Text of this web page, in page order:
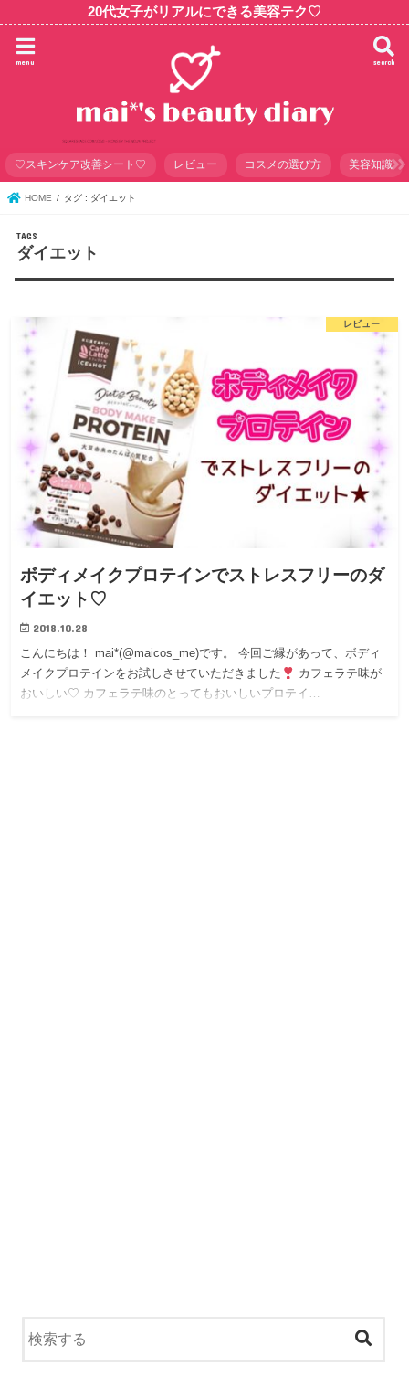
20代女子がリアルにできる美容テク♡
search
menu
♡スキンケア改善シート♡ レビュー コスメの選び方 美容知識
HOME タグ : ダイエット
ダイエット
レビュー
ボディメイクプロテインでストレスフリーのダ
イエット♡
2018.10.28
こんにちは！ mai*(@maicos_me)です。 今回ご縁があって、ボディ
メイクプロテインをお試しさせていただきました
カフェラテ味が
おいしい♡ カフェラテ味のとってもおいしいプロテイ…